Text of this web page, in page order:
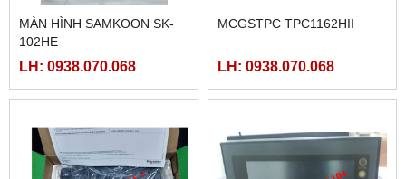
MÀN HÌNH SAMKOON SK-
102HE
LH: 0938.070.068
MCGSTPC TPC1162HII
LH: 0938.070.068